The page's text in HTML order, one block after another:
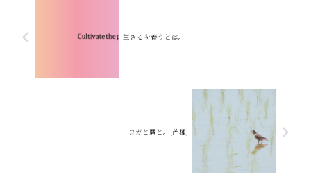
生きるを養うとは。
ヨガと暦と。[芒種]